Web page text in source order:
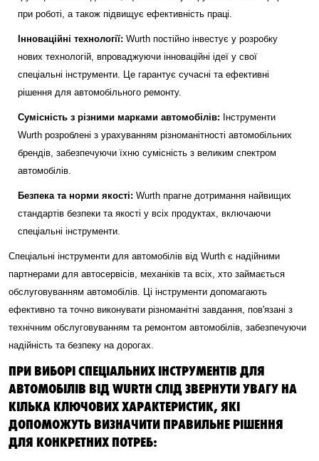
при роботі, а також підвищує ефективність праці.
Інноваційні технології: Wurth постійно інвестує у розробку
нових технологій, впроваджуючи інноваційні ідеї у свої
спеціальні інструменти. Це гарантує сучасні та ефективні
рішення для автомобільного ремонту.
Сумісність з різними марками автомобілів: Інструменти
Wurth розроблені з урахуванням різноманітності автомобільних
брендів, забезпечуючи їхню сумісність з великим спектром
автомобілів.
Безпека та норми якості: Wurth прагне дотримання найвищих
стандартів безпеки та якості у всіх продуктах, включаючи
спеціальні інструменти.
Спеціальні інструменти для автомобілів від Wurth є надійними
партнерами для автосервісів, механіків та всіх, хто займається
обслуговуванням автомобілів. Ці інструменти допомагають
ефективно та точно виконувати різноманітні завдання, пов'язані з
технічним обслуговуванням та ремонтом автомобілів, забезпечуючи
надійність та безпеку на дорогах.
ПРИ ВИБОРІ СПЕЦІАЛЬНИХ ІНСТРУМЕНТІВ ДЛЯ
АВТОМОБІЛІВ ВІД WURTH СЛІД ЗВЕРНУТИ УВАГУ НА
КІЛЬКА КЛЮЧОВИХ ХАРАКТЕРИСТИК, ЯКІ
ДОПОМОЖУТЬ ВИЗНАЧИТИ ПРАВИЛЬНЕ РІШЕННЯ
ДЛЯ КОНКРЕТНИХ ПОТРЕБ: